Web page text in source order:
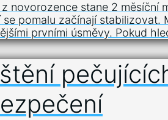
novorozence stane 2 měsíční
se pomalu začínají stabilizovat.
prvními úsměvy. Pokud